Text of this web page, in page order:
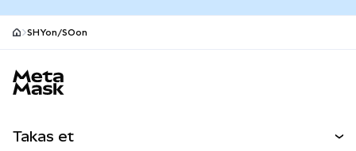
SHYon/SOon
Takas et